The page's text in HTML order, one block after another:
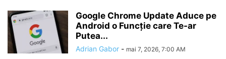
Google Chrome Update Aduce pe
Android o Funcție care Te-ar
Putea...
Adrian Gabor - mai 7, 2026, 7:00 AM